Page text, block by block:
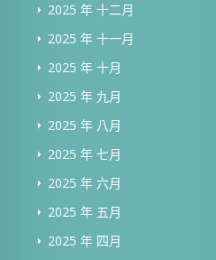
2025 年 十二月
2025 年 十一月
2025 年 十月
2025 年 九月
2025 年 八月
2025 年 七月
2025 年 六月
2025 年 五月
2025 年 四月